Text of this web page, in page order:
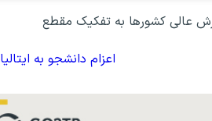
عالی کشورها به تفکیک مقطع
اعزام دانشجو به ایتالیا